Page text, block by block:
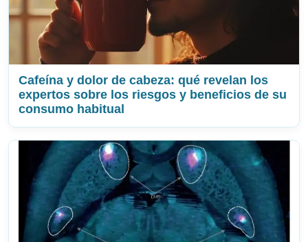
Cafeína y dolor de cabeza: qué revelan los
expertos sobre los riesgos y beneficios de su
consumo habitual